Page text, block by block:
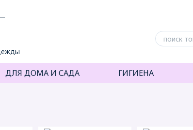
ДЛЯ ДОМА И САДА ГИГИЕНА